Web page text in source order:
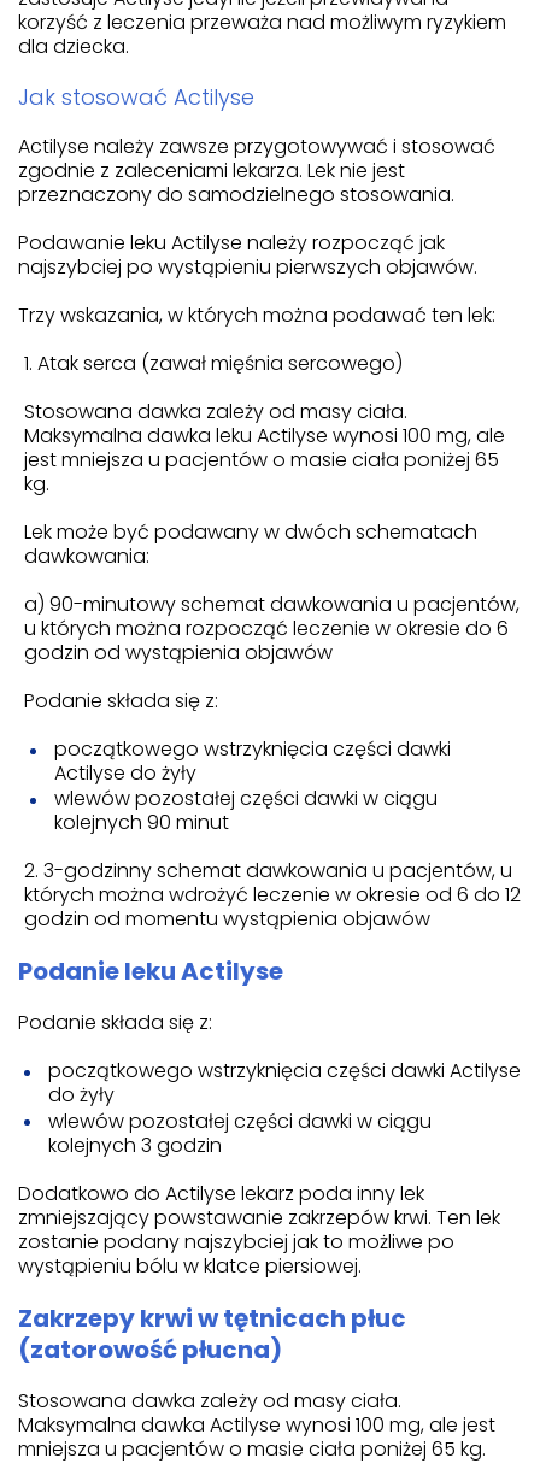
korzyść z leczenia przeważa nad możliwym ryzykiem
dla dziecka.
Jak stosować Actilyse
Actilyse należy zawsze przygotowywać i stosować
zgodnie z zaleceniami lekarza. Lek nie jest
przeznaczony do samodzielnego stosowania.
Podawanie leku Actilyse należy rozpocząć jak
najszybciej po wystąpieniu pierwszych objawów.
Trzy wskazania, w których można podawać ten lek:
Atak serca (zawał mięśnia sercowego)
Stosowana dawka zależy od masy ciała.
Maksymalna dawka leku Actilyse wynosi 100 mg, ale
jest mniejsza u pacjentów o masie ciała poniżej 65
kg.
Lek może być podawany w dwóch schematach
dawkowania:
a) 90-minutowy schemat dawkowania u pacjentów,
u których można rozpocząć leczenie w okresie do 6
godzin od wystąpienia objawów
Podanie składa się z:
początkowego wstrzyknięcia części dawki
Actilyse do żyły
wlewów pozostałej części dawki w ciągu
kolejnych 90 minut
3-godzinny schemat dawkowania u pacjentów, u
których można wdrożyć leczenie w okresie od 6 do 12
godzin od momentu wystąpienia objawów
Podanie leku Actilyse
Podanie składa się z:
początkowego wstrzyknięcia części dawki Actilyse
do żyły
wlewów pozostałej części dawki w ciągu
kolejnych 3 godzin
Dodatkowo do Actilyse lekarz poda inny lek
zmniejszający powstawanie zakrzepów krwi. Ten lek
zostanie podany najszybciej jak to możliwe po
wystąpieniu bólu w klatce piersiowej.
Zakrzepy krwi w tętnicach płuc
(zatorowość płucna)
Stosowana dawka zależy od masy ciała.
Maksymalna dawka Actilyse wynosi 100 mg, ale jest
mniejsza u pacjentów o masie ciała poniżej 65 kg.